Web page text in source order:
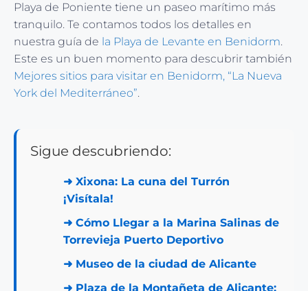
Playa de Poniente tiene un paseo marítimo más
tranquilo. Te contamos todos los detalles en
nuestra guía de la Playa de Levante en Benidorm.
Este es un buen momento para descubrir también
Mejores sitios para visitar en Benidorm, “La Nueva
York del Mediterráneo”.
Sigue descubriendo:
➜ Xixona: La cuna del Turrón
¡Visítala!
➜ Cómo Llegar a la Marina Salinas de
Torrevieja Puerto Deportivo
➜ Museo de la ciudad de Alicante
➜ Plaza de la Montañeta de Alicante: